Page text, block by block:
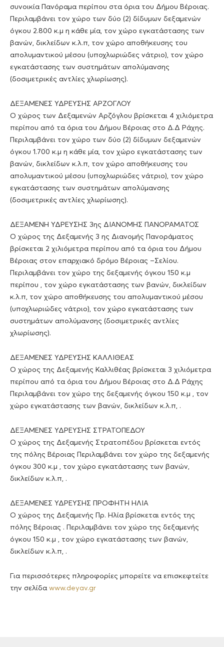
συνοικία Πανόραμα περίπου στα όρια του Δήμου Βέροιας.
Περιλαμβάνει τον χώρο των δύο (2) δίδυμων δεξαμενών
όγκου 2.800 κ.μ η κάθε μία, τον χώρο εγκατάστασης των
βανών, δικλείδων κ.λ.π, τον χώρο αποθήκευσης του
απολυμαντικού μέσου (υποχλωριώδες νάτριο), τον χώρο
εγκατάστασης των συστημάτων απολύμανσης
(δοσιμετρικές αντλίες χλωρίωσης).
ΔΕΞΑΜΕΝΕΣ ΥΔΡΕΥΣΗΣ ΑΡΖΟΓΛΟΥ
Ο χώρος των Δεξαμενών Αρζόγλου βρίσκεται 4 χιλιόμετρα
περίπου από τα όρια του Δήμου Βέροιας στο Δ.Δ Ράχης.
Περιλαμβάνει τον χώρο των δύο (2) δίδυμων δεξαμενών
όγκου 1.700 κ.μ η κάθε μία, τον χώρο εγκατάστασης των
βανών, δικλείδων κ.λ.π, τον χώρο αποθήκευσης του
απολυμαντικού μέσου (υποχλωριώδες νάτριο), τον χώρο
εγκατάστασης των συστημάτων απολύμανσης
(δοσιμετρικές αντλίες χλωρίωσης).
ΔΕΞΑΜΕΝΗ ΥΔΡΕΥΣΗΣ 3ης ΔΙΑΝΟΜΗΣ ΠΑΝΟΡΑΜΑΤΟΣ
Ο χώρος της Δεξαμενής 3 ης Διανομής Πανοράματος
βρίσκεται 2 χιλιόμετρα περίπου από τα όρια του Δήμου
Βέροιας στον επαρχιακό δρόμο Βέροιας –Σελίου.
Περιλαμβάνει τον χώρο της δεξαμενής όγκου 150 κ.μ
περίπου , τον χώρο εγκατάστασης των βανών, δικλείδων
κ.λ.π, τον χώρο αποθήκευσης του απολυμαντικού μέσου
(υποχλωριώδες νάτριο), τον χώρο εγκατάστασης των
συστημάτων απολύμανσης (δοσιμετρικές αντλίες
χλωρίωσης).
ΔΕΞΑΜΕΝΕΣ ΥΔΡΕΥΣΗΣ ΚΑΛΛΙΘΕΑΣ
Ο χώρος της Δεξαμενής Καλλιθέας βρίσκεται 3 χιλιόμετρα
περίπου από τα όρια του Δήμου Βέροιας στο Δ.Δ Ράχης
Περιλαμβάνει τον χώρο της δεξαμενής όγκου 150 κ.μ , τον
χώρο εγκατάστασης των βανών, δικλείδων κ.λ.π, .
ΔΕΞΑΜΕΝΕΣ ΥΔΡΕΥΣΗΣ ΣΤΡΑΤΟΠΕΔΟΥ
Ο χώρος της Δεξαμενής Στρατοπέδου βρίσκεται εντός
της πόλης Βέροιας Περιλαμβάνει τον χώρο της δεξαμενής
όγκου 300 κ.μ , τον χώρο εγκατάστασης των βανών,
δικλείδων κ.λ.π, .
ΔΕΞΑΜΕΝΕΣ ΥΔΡΕΥΣΗΣ ΠΡΟΦΗΤΗ ΗΛΙΑ
Ο χώρος της Δεξαμενής Πρ. Ηλία βρίσκεται εντός της
πόλης Βέροιας . Περιλαμβάνει τον χώρο της δεξαμενής
όγκου 150 κ.μ , τον χώρο εγκατάστασης των βανών,
δικλείδων κ.λ.π, .
Για περισσότερες πληροφορίες μπορείτε να επισκεφτείτε
την σελίδαwww.deyav.gr